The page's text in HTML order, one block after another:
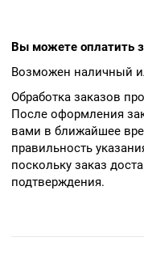
Вы можете оплатить
Возможен наличный
Обработка заказов
После оформления
вами в ближайшее
правильность
поскольку заказ
подтверждения.